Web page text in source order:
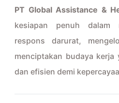
PT Global Assistance &
kesiapan penuh dalam
respons darurat,
menciptakan budaya kerja
dan efisien demi